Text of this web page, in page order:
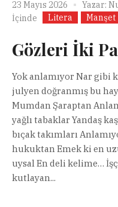
23 Mayıs 2026 Yazar:
İçinde
Litera Manşet
Gözleri İki
Yok anlamıyor Nar gibi
julyen doğranmış bu
Mumdan Şaraptan
yağlı tabaklar Yandaş
bıçak takımları
hukuktan Emek ki en
uysal En deli kelime…
kutlayan...